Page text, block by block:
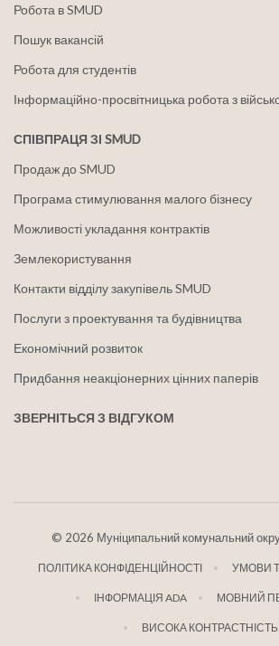
Робота в SMUD
Пошук вакансій
Робота для студентів
Інформаційно-просвітницька робота з
СПІВПРАЦЯ ЗІ SMUD
Продаж до SMUD
Програма стимулювання малого бізнесу
Можливості укладання контрактів
Землекористування
Контакти відділу закупівель SMUD
Послуги з проектування та будівництва
Економічний розвиток
Придбання неакціонерних цінних паперів
ЗВЕРНІТЬСЯ З ВІДГУКОМ
© 2026 Муніципальний комунальний
ПОЛІТИКА КОНФІДЕНЦІЙНОСТІ УМОВИ
ІНФОРМАЦІЯ ADA МОВНИЙ
ВИСОКА КОНТРАСТНІСТЬ